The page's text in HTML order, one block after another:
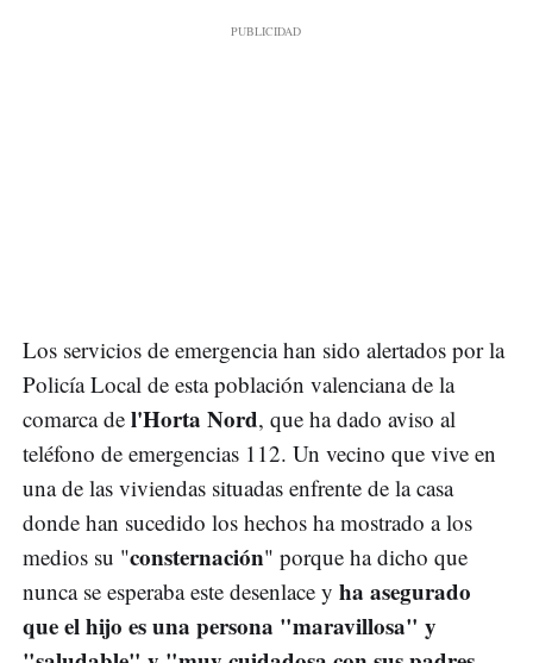
Los servicios de emergencia han sido alertados por la
Policía Local de esta población valenciana de la
comarca de l'Horta Nord, que ha dado aviso al
teléfono de emergencias 112. Un vecino que vive en
una de las viviendas situadas enfrente de la casa
donde han sucedido los hechos ha mostrado a los
medios su "consternación" porque ha dicho que
nunca se esperaba este desenlace y ha asegurado
que el hijo es una persona "maravillosa" y